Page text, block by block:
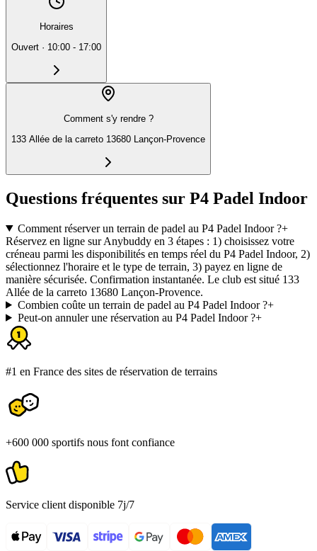
Horaires
Ouvert · 10:00 - 17:00
Comment s'y rendre ?
133 Allée de la carreto 13680 Lançon-Provence
Questions fréquentes sur P4 Padel Indoor
Comment réserver un terrain de padel au P4 Padel Indoor ?+
Réservez en ligne sur Anybuddy en 3 étapes : 1) choisissez votre
créneau parmi les disponibilités en temps réel du P4 Padel Indoor, 2)
sélectionnez l'horaire et le type de terrain, 3) payez en ligne de
manière sécurisée. Confirmation instantanée. Le club est situé 133
Allée de la carreto 13680 Lançon-Provence.
Combien coûte un terrain de padel au P4 Padel Indoor ?+
Peut-on annuler une réservation au P4 Padel Indoor ?+
#1 en France des sites de réservation de terrains
+600 000 sportifs nous font confiance
Service client disponible 7j/7